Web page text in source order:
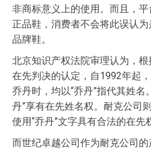
非商标意义上的使用。而且，
正品鞋，消费者不会将此误认为
品牌鞋。
北京知识产权法院审理认为，
在先判决的认定，自1992年起
乔丹时，均以“乔丹”指代其姓名
丹”享有在先姓名权。耐克公司
使用“乔丹”文字具有合法的在先
而世纪卓越公司作为耐克公司的